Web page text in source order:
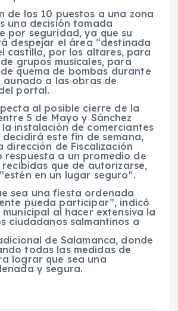
de los 10 puestos a una zona
una decisión tomada
por seguridad, ya que su
despejar el área “destinada
castillo, por los altares, para
grupos musicales, para
quema de bombas durante
aunado a las obras de
portal.
al posible cierre de la
5 de Mayo y Sánchez
instalación de comerciantes
decidirá este fin de semana,
dirección de Fiscalización
respuesta a un promedio de
que de autorizarse,
en un lugar seguro”.
sea una fiesta ordenada
pueda participar”, indicó
al hacer extensiva la
ciudadanos salmantinos a
de Salamanca, donde
todas las medidas de
lograr que sea una
y segura.